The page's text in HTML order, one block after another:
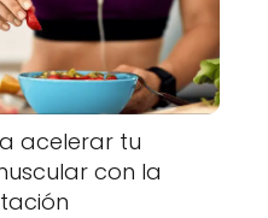
acelerar tu
con la